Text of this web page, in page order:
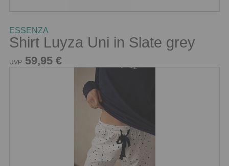
ESSENZA
Shirt Luyza Uni in Slate grey
UVP 59,95 €